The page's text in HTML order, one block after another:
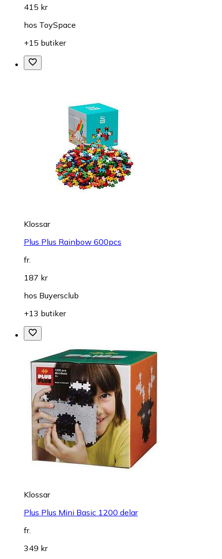
415 kr
hos ToySpace
+15 butiker
Klossar
Plus Plus Rainbow 600pcs
fr.
187 kr
hos Buyersclub
+13 butiker
Klossar
Plus Plus Mini Basic 1200 delar
fr.
349 kr